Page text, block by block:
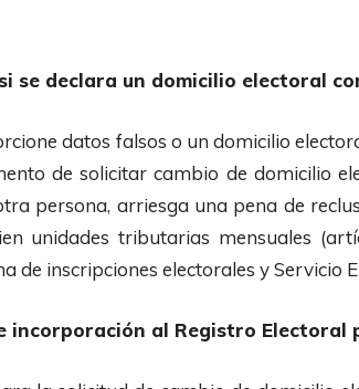
se declara un domicilio electoral
datos falsos o un domicilio
de solicitar cambio de domicilio
persona, arriesga una pena de
unidades tributarias mensuales
de inscripciones electorales y Servicio
incorporación al Registro Electoral